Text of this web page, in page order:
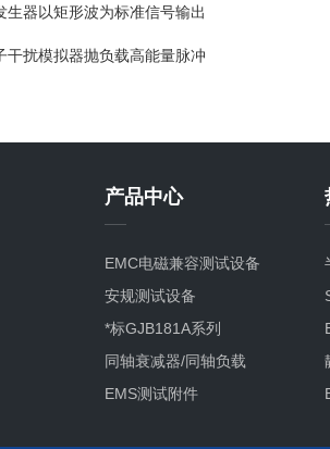
生器以矩形波为标准信号输出
干扰模拟器抛负载高能量脉冲
产品中心
EMC电磁兼容测试设备
安规测试设备
*标GJB181A系列
同轴衰减器/同轴负载
EMS测试附件